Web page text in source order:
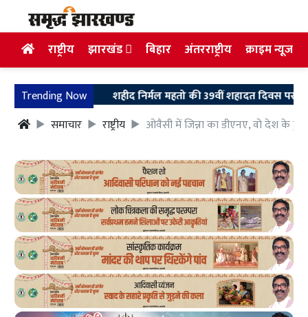
राष्ट्रीय झारखंड बिहार अंतरराष्ट्रीय क्राइम न्यूज
Trending Nowशहीद निर्मल महतो की 39वीं शहादत दिवस पर उलियान
समाचार
राष्ट्रीय ओवैसी में जिन्ना का डीएनए, वो देश के